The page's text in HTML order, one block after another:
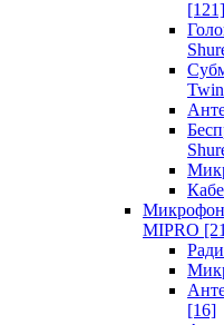
[121]
MIPRO
[16]